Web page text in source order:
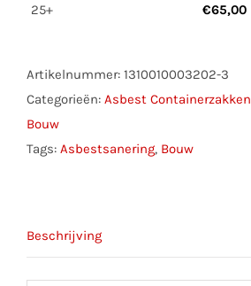
25+
€65,00
Artikelnummer: 1310010003202-3
Categorieën: Asbest Containerzakken
Bouw
Tags: Asbestsanering, Bouw
Beschrijving